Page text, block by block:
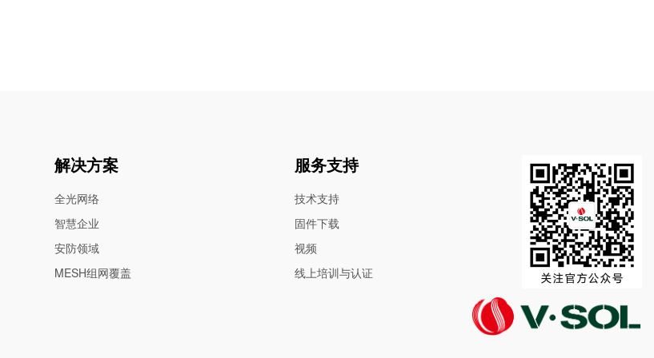
解决方案
全光网络
智慧企业
安防领域
MESH组网覆盖
服务支持
技术支持
固件下载
视频
线上培训与认证